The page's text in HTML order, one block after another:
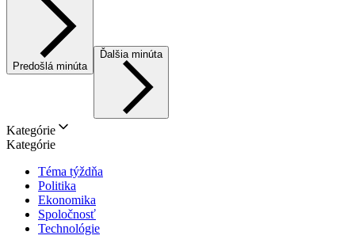
Predošlá minúta
Ďalšia minúta
Kategórie
Kategórie
Téma týždňa
Politika
Ekonomika
Spoločnosť
Technológie